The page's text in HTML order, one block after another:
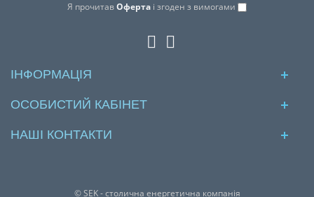
Я прочитавОферта і згоден з вимогами
ІНФОРМАЦІЯ
ОСОБИСТИЙ КАБІНЕТ
НАШІ КОНТАКТИ
© SEK - столична енергетична компанія